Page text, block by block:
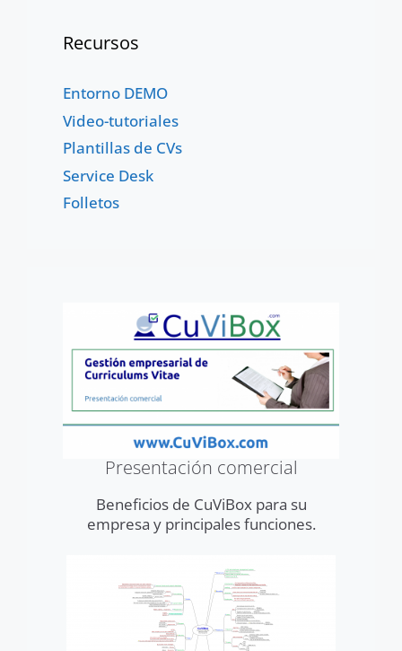
Recursos
Entorno DEMO
Video-tutoriales
Plantillas de CVs
Service Desk
Folletos
Presentación comercial
Beneficios de CuViBox para su
empresa y principales funciones.